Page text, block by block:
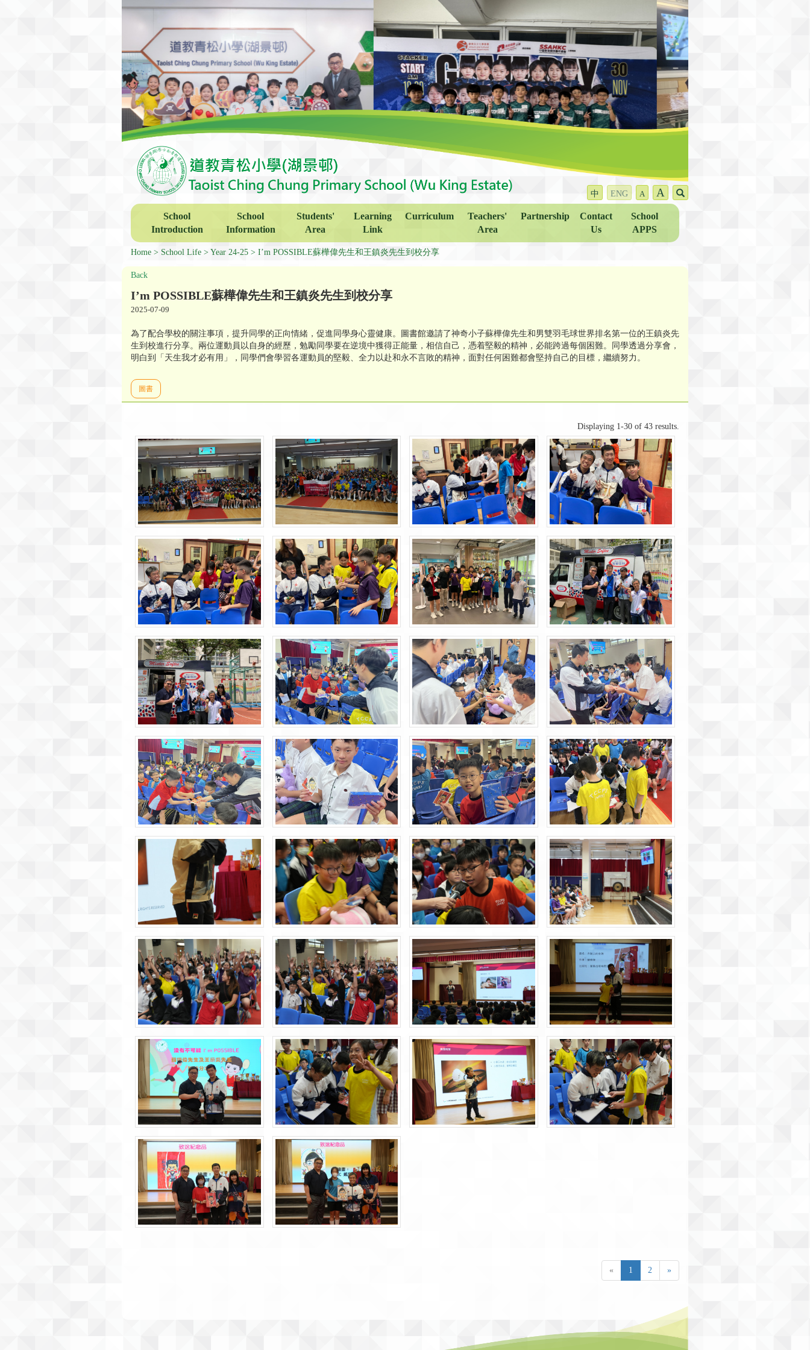
中 ENG A A
School
Introduction
School
Information
Students'
Area
Learning
Link
Curriculum
Teachers'
Area
Partnership
Contact
Us
School
APPS
Home School Life Year 24-25 I’m POSSIBLE蘇樺偉先生和王鎮炎先生到校分享
Back
I’m POSSIBLE蘇樺偉先生和王鎮炎先生到校分享
2025-07-09
為了配合學校的關注事項，提升同學的正向情緒，促進同學身心靈健康。圖書館邀請了神奇小子蘇樺偉先生和男雙羽毛球世界排名第一位的王鎮炎先
生到校進行分享。兩位運動員以自身的經歷，勉勵同學要在逆境中獲得正能量，相信自己，憑着堅毅的精神，必能跨過每個困難。同學透過分享會，
明白到「天生我才必有用」，同學們會學習各運動員的堅毅、全力以赴和永不言敗的精神，面對任何困難都會堅持自己的目標，繼續努力。
圖書
Displaying 1-30 of 43 results.
« 1 2 »